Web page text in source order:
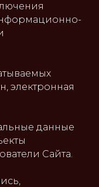
электронная
данные
Сайта.